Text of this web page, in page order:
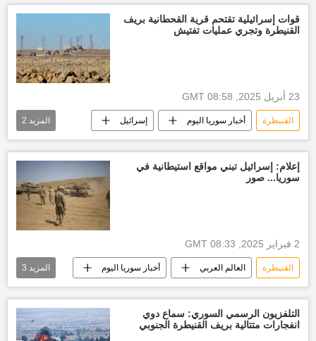
قوات إسرائيلية تقتحم قرية القحطانية بريف
القنيطرة وتجري عمليات تفتيش
23 أبريل 2025, 08:58 GMT
القنيطرة أخبار سوريا اليوم إسرائيل
مداهمة العالم العربي
المزيد 2
إعلام: إسرائيل تبني مواقع استيطانية في
سوريا... صور
2 فبراير 2025, 08:33 GMT
القنيطرة العالم العربي أخبار سوريا اليوم
دمشق إسرائيل أخبار إسرائيل اليوم
المزيد 3
التلفزيون الرسمي السوري: سماع دوي
انفجارات متتالية بريف القنيطرة الجنوبي